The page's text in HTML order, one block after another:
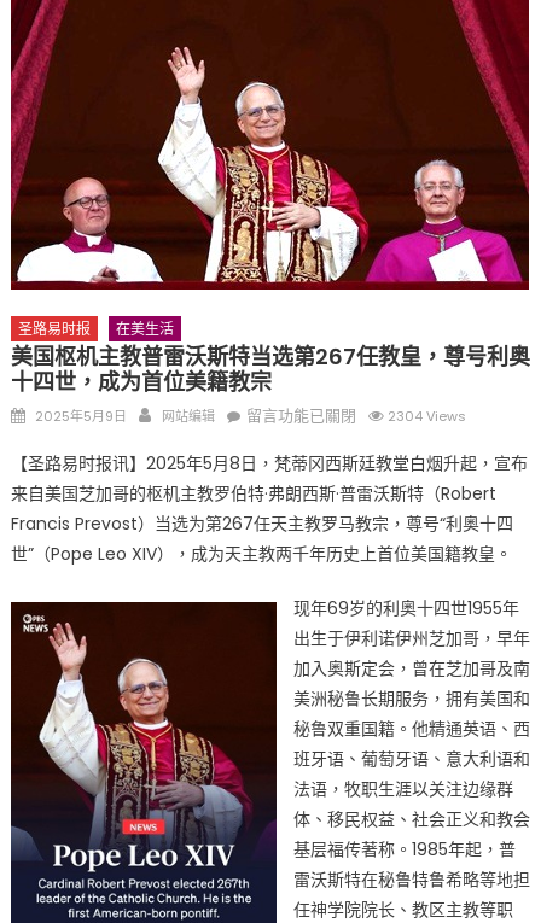
执掌密苏里植物园近四十年 致力推动全球植物多样性研究与中美
合作 Peter Raven 博士逝世 享年89岁
一晃三十年，初夏又相逢。中华日，等你来赴约 —— 密苏里植物
园“中华日三十周年特别报道（五）
筝声与琴韵交汇：刘励(Li Statler)与钢琴家Darek演绎一场古筝
与钢琴的精彩对话
圣路易时报 在美生活
美国枢机主教普雷沃斯特当选第267任教皇，尊号利奥
十四世，成为首位美籍教宗
Posted
2025年5月9日 Author
网站编辑
在
国
枢
机
主
普
第
267
教
留言功能已關閉 2304 Views
【圣路易时报讯】2025年5月8日，梵蒂冈西斯廷教堂白烟升起，宣布
来自美国芝加哥的枢机主教罗伯特·弗朗西斯·普雷沃斯特（Robert
Francis Prevost）当选为第267任天主教罗马教宗，尊号“利奥十四
世”（Pope Leo XIV），成为天主教两千年历史上首位美国籍教皇。
现年69岁的利奥十四世1955年
出生于伊利诺伊州芝加哥，早年
加入奥斯定会，曾在芝加哥及南
美洲秘鲁长期服务，拥有美国和
秘鲁双重国籍。他精通英语、西
班牙语、葡萄牙语、意大利语和
法语，牧职生涯以关注边缘群
体、移民权益、社会正义和教会
基层福传著称。1985年起，普
雷沃斯特在秘鲁特鲁希略等地担
任神学院院长、教区主教等职